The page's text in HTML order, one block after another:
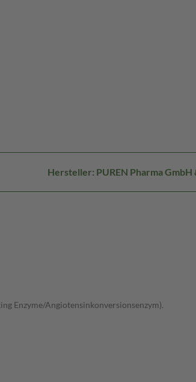
Hersteller: PUREN Pharma GmbH
Enzyme/Angiotensinkonversionsenzym).